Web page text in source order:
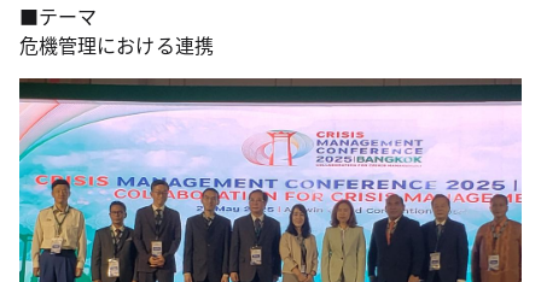
■テーマ
危機管理における連携